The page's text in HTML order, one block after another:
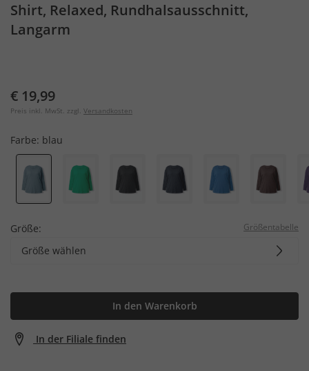
Shirt, Relaxed, Rundhalsausschnitt,
Langarm
€ 19,99
Preis inkl. MwSt. zzgl. Versandkosten
Farbe: blau
Größe: Größentabelle
Größe wählen
In den Warenkorb
In der Filiale finden